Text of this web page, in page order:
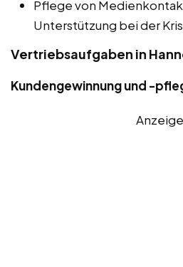
Pflege von
Unterstützung bei der
Vertriebsaufgaben in
Kundengewinnung und -
Anzeige